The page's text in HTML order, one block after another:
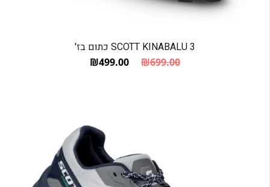
SCOTT KINABALU 3 כתום בז'
₪699.00 המחיר המקורי היה: ₪699.00.
₪499.00
המחיר הנוכחי הוא: ₪499.00.